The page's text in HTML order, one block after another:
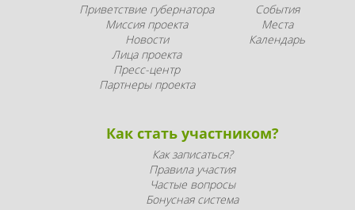
Приветствие губернатора
Миссия проекта
Новости
Лица проекта
Пресс-центр
Партнеры проекта
События
Места
Календарь
Как стать участником?
Как записаться?
Правила участия
Частые вопросы
Бонусная система